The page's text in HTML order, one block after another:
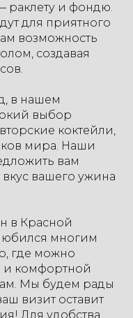
и фондю.
для приятного
возможность
создавая
в нашем
выбор
коктейли,
мира. Наши
вам
вашего ужина
в Красной
многим
где можно
и комфортной
Мы будем рады
визит оставит
Для удобства